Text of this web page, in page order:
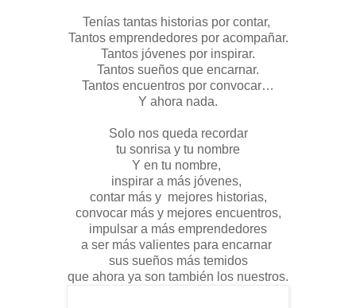
Tenías tantas historias por contar,
Tantos emprendedores por acompañar.
Tantos jóvenes por inspirar.
Tantos sueños que encarnar.
Tantos encuentros por convocar…
Y ahora nada.
Solo nos queda recordar
tu sonrisa y tu nombre
Y en tu nombre,
inspirar a más jóvenes,
contar más y mejores historias,
convocar más y mejores encuentros,
impulsar a más emprendedores
a ser más valientes para encarnar
sus sueños más temidos
que ahora ya son también los nuestros.